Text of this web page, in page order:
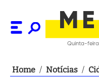
Quinta-
Home / Notícias /